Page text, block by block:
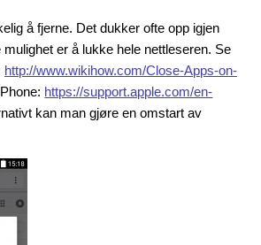
å fjerne. Det dukker ofte opp igjen
er å lukke hele nettleseren. Se
http://www.wikihow.com/Close-Apps-on-
https://support.apple.com/en-
kan man gjøre en omstart av